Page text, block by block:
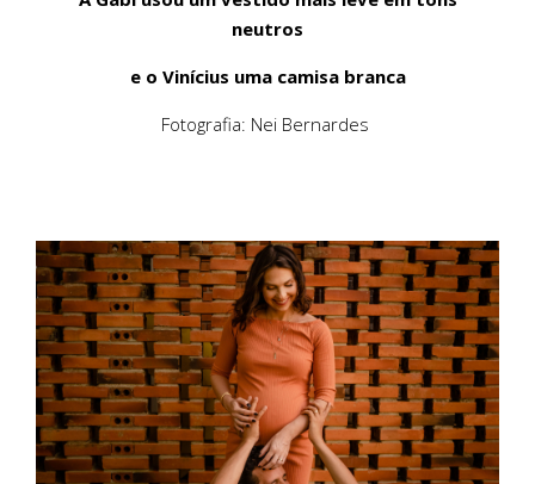
neutros
e o Vinícius uma camisa branca
Fotografia: Nei Bernardes